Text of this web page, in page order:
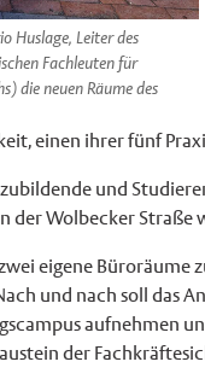
Huslage, Leiter des
Fachleuten für
die neuen Räume des
einen ihrer fünf
und
Wolbecker
eigene
und nach soll das
aufnehmen
der